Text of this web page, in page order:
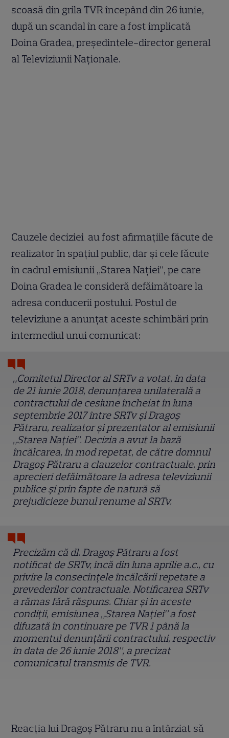
scoasă din grila TVR începând din 26 iunie,
după un scandal în care a fost implicată
Doina Gradea, președintele-director general
al Televiziunii Naționale.
Cauzele deciziei au fost afirmațiile făcute de
realizator în spațiul public, dar și cele făcute
în cadrul emisiunii „Starea Nației”, pe care
Doina Gradea le consideră defăimătoare la
adresa conducerii postului. Postul de
televiziune a anunțat aceste schimbări prin
intermediul unui comunicat:
„Comitetul Director al SRTv a votat, în data
de 21 iunie 2018, denunţarea unilaterală a
contractului de cesiune încheiat în luna
septembrie 2017 între SRTv şi Dragoş
Pătraru, realizator şi prezentator al emisiunii
„Starea Naţiei”. Decizia a avut la bază
încălcarea, în mod repetat, de către domnul
Dragoş Pătraru a clauzelor contractuale, prin
aprecieri defăimătoare la adresa televiziunii
publice şi prin fapte de natură să
prejudicieze bunul renume al SRTv.
Precizăm că dl. Dragoş Pătraru a fost
notificat de SRTv, încă din luna aprilie a.c., cu
privire la consecinţele încălcării repetate a
prevederilor contractuale. Notificarea SRTv
a rămas fără răspuns. Chiar şi în aceste
condiţii, emisiunea „Starea Naţiei” a fost
difuzată în continuare pe TVR 1 până la
momentul denunţării contractului, respectiv
în data de 26 iunie 2018”, a precizat
comunicatul transmis de TVR.
Reacția lui Dragoș Pătraru nu a întârziat să